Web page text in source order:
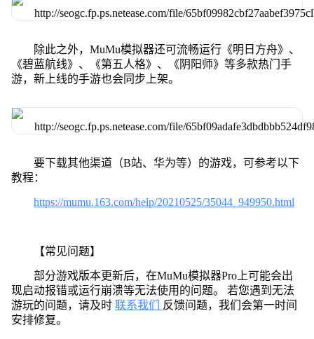
除此之外，MuMu模拟器还可流畅运行《明日方舟》、
《碧蓝航线》、《第五人格》、《阴阳师》等多款热门手
游，新上线的手游也会同步上架。
要下载其他渠道（B站、华为等）的游戏，可参考以下
教程：
https://mumu.163.com/help/20210525/35044_949950.html
【常见问题】
部分游戏版本更新后，在MuMu模拟器Pro上可能会出
现启动报错或运行崩溃等无法使用的问题。 若您遇到无法
游玩的问题，请及时 联系我们
反馈问题，我们会第一时间
安排修复。